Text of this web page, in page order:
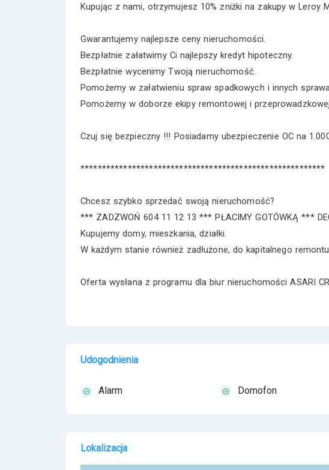
Kupując z nami, otrzymujesz 10% zniżki na zakupy w Leroy
Gwarantujemy najlepsze ceny nieruchomości.
Bezpłatnie załatwimy Ci najlepszy kredyt hipoteczny.
Bezpłatnie wycenimy Twoją nieruchomość.
Pomożemy w załatwieniu spraw spadkowych i innych
Pomożemy w doborze ekipy remontowej i przeprowadzkowej.
Czuj się bezpieczny !!! Posiadamy ubezpieczenie OC na
*********************************************************
Chcesz szybko sprzedać swoją nieruchomość?
*** ZADZWOŃ 604 11 12 13 *** PŁACIMY GOTÓWKĄ ***
Kupujemy domy, mieszkania, działki.
W każdym stanie również zadłużone, do kapitalnego
Oferta wysłana z programu dla biur nieruchomości ASARI
Udogodnienia
Alarm Domofon
Lokalizacja